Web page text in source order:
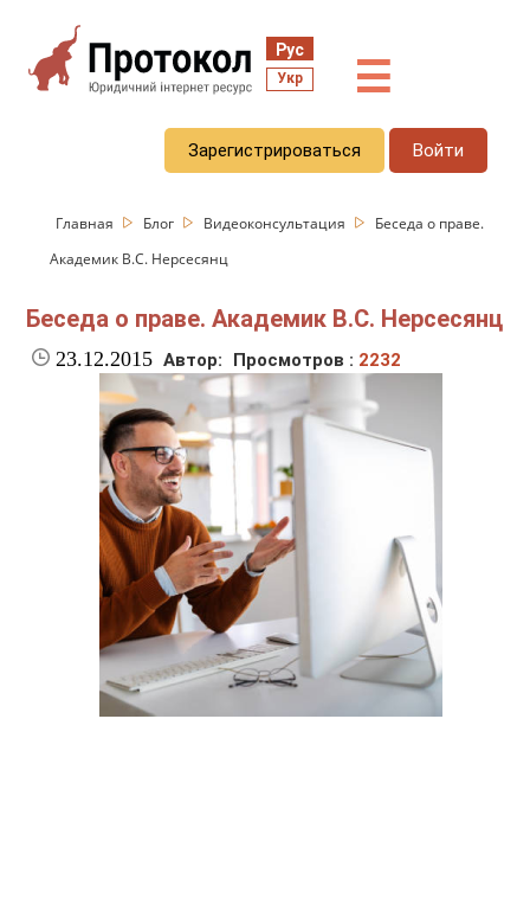
Рус
Укр ☰
Зарегистрироваться Войти
Главная Блог Видеоконсультация
Беседа о праве.
Академик В.С. Нерсесянц
Беседа о праве. Академик В.С. Нерсесянц
23.12.2015 Автор: Просмотров : 2232